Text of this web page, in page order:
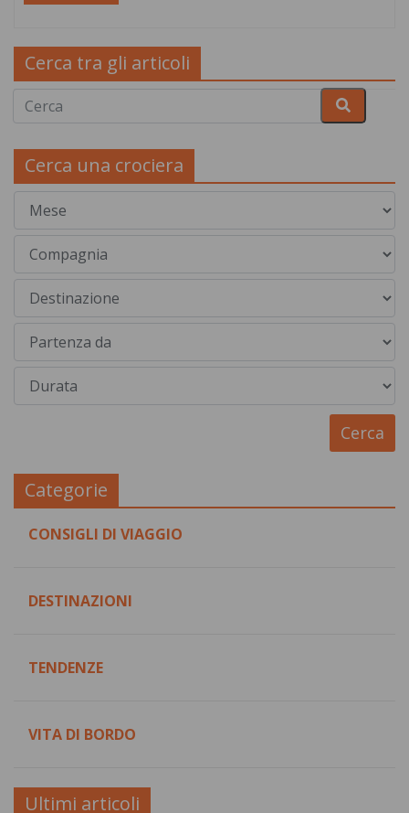
Cerca tra gli articoli
Cerca una crociera
Categorie
CONSIGLI DI VIAGGIO
DESTINAZIONI
TENDENZE
VITA DI BORDO
Ultimi articoli